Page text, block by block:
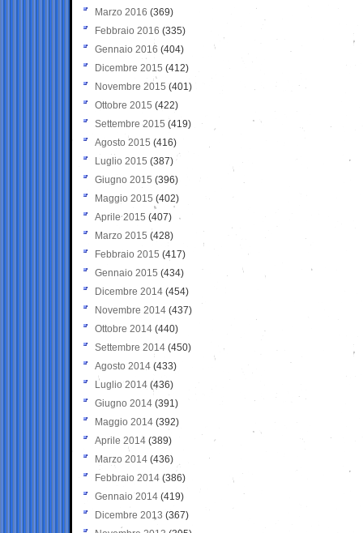
Marzo 2016 (369)
Febbraio 2016 (335)
Gennaio 2016 (404)
Dicembre 2015 (412)
Novembre 2015 (401)
Ottobre 2015 (422)
Settembre 2015 (419)
Agosto 2015 (416)
Luglio 2015 (387)
Giugno 2015 (396)
Maggio 2015 (402)
Aprile 2015 (407)
Marzo 2015 (428)
Febbraio 2015 (417)
Gennaio 2015 (434)
Dicembre 2014 (454)
Novembre 2014 (437)
Ottobre 2014 (440)
Settembre 2014 (450)
Agosto 2014 (433)
Luglio 2014 (436)
Giugno 2014 (391)
Maggio 2014 (392)
Aprile 2014 (389)
Marzo 2014 (436)
Febbraio 2014 (386)
Gennaio 2014 (419)
Dicembre 2013 (367)